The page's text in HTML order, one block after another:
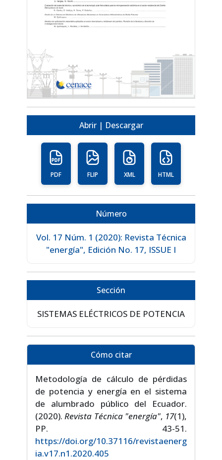
Abrir | Descargar
PDF FLIP XML HTML
Número
Vol. 17 Núm. 1 (2020): Revista Técnica
"energía", Edición No. 17, ISSUE I
Sección
SISTEMAS ELÉCTRICOS DE POTENCIA
Cómo citar
Metodología de cálculo de pérdidas
de potencia y energía en el sistema
de alumbrado público del Ecuador.
(2020).Revista Técnica "energía", 17(1),
PP. 43-51.
https://doi.org/10.37116/revistaenerg
ia.v17.n1.2020.405